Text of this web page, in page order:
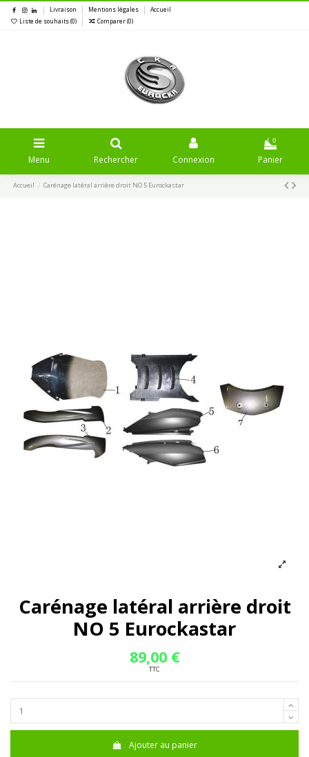
Livraison Mentions légales
Accueil
Liste de souhaits (0) Comparer (0)
Menu Rechercher Connexion
0
Panier
Accueil Carénage latéral arrière droit NO 5 Eurockastar
Carénage latéral arrière droit
NO 5 Eurockastar
89,00 €
TTC
Ajouter au panier